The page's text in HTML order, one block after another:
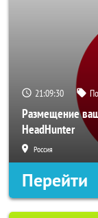
21:09:28
Размещение
HeadHunter
Россия
Перейти